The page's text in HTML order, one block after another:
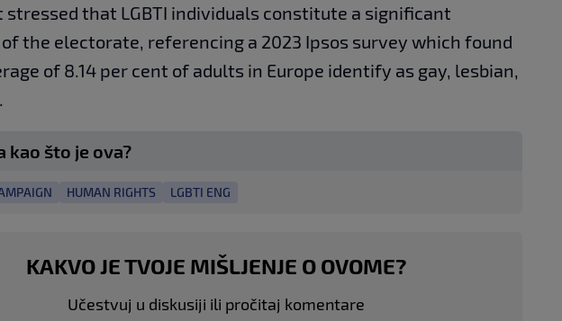
stressed that LGBTI individuals constitute a significant
the electorate, referencing a 2023 Ipsos survey which found
of 8.14 per cent of adults in Europe identify as gay, lesbian,
kao što je ova?
HUMAN RIGHTS LGBTI ENG
KAKVO JE TVOJE MIŠLJENJE O OVOME?
Učestvuj u diskusiji ili pročitaj komentare